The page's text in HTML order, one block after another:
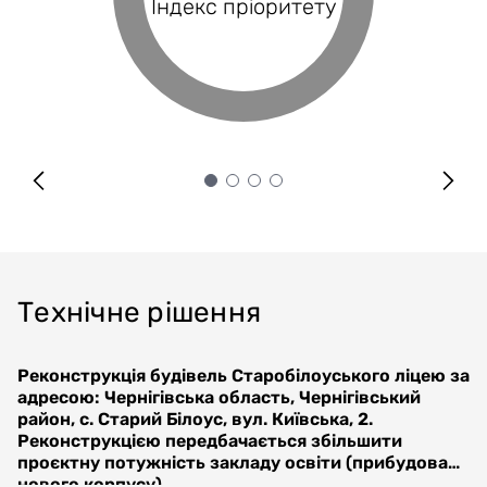
передбачається реконструкція існуючого закладу освіти з
прибудовою нового корпусу з метою збільшення проєктної
потужності. Планується збільшити проєктну потужність
закладу освіти до 340 учнів, влаштувати захисну споруду
цивільного захисту. Передбачається модернізація
матеріального фонду і обладнання навчального закладу, а
потреб в освітньому процесі.
Індекс пріоритету
покриття
Індекс BRP
Оцінка проєкту
Технічне рішення
Реконструкція будівель Старобілоуського ліцею за
адресою: Чернігівська область, Чернігівський
район, с. Старий Білоус, вул. Київська, 2.
Реконструкцією передбачається збільшити
проєктну потужність закладу освіти (прибудова